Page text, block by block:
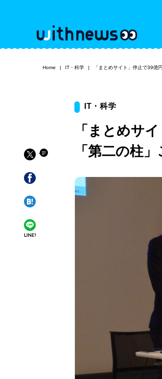
Home IT・科学 「まとめサイト」停止で39
LINE!
IT・科学
「まとめサ
「第二の柱